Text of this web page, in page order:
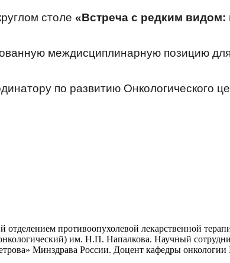
столе «Встреча с редким
междисциплинарную позицию
по развитию Онкологического
противоопухолевой лекарственной
им. Н.П. Напалкова. Научный
Минздрава России. Доцент кафедры